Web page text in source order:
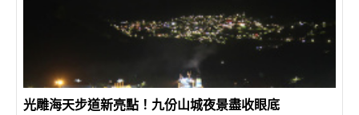
光雕海天步道新亮點！九份山城夜景盡收眼底